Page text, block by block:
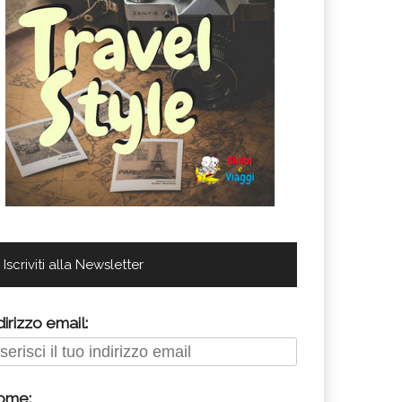
Iscriviti alla Newsletter
email: